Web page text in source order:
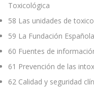
Toxicológica
58 Las unidades de
59 La Fundación
60 Fuentes de
61 Prevención de las
62 Calidad y seguridad